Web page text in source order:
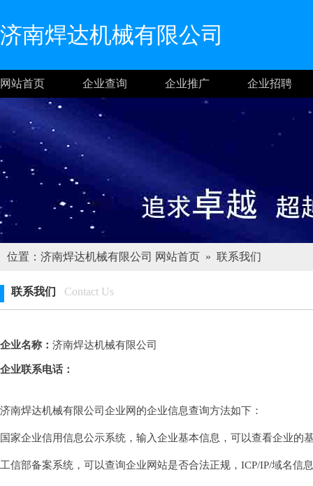
济南焊达机械有限公司
网站首页 企业查询 企业推广 企业招聘
位置：济南焊达机械有限公司 网站首页 » 联系我们
联系我们 Contact Us
企业名称： 济南焊达机械有限公司
企业联系电话：
济南焊达机械有限公司企业网的企业信息查询方法如下：
国家企业信用信息公示系统，输入企业基本信息，可以查看企业的
工信部备案系统，可以查询企业网站是否合法正规，ICP/IP/域名信